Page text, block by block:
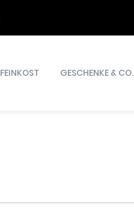
FEINKOST GESCHENKE & CO.